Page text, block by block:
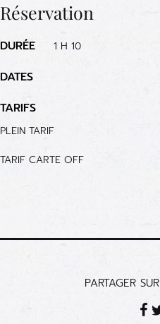
Réservation
DURÉE 1 H 10
DATES
TARIFS
PLEIN TARIF
TARIF CARTE OFF
PARTAGER